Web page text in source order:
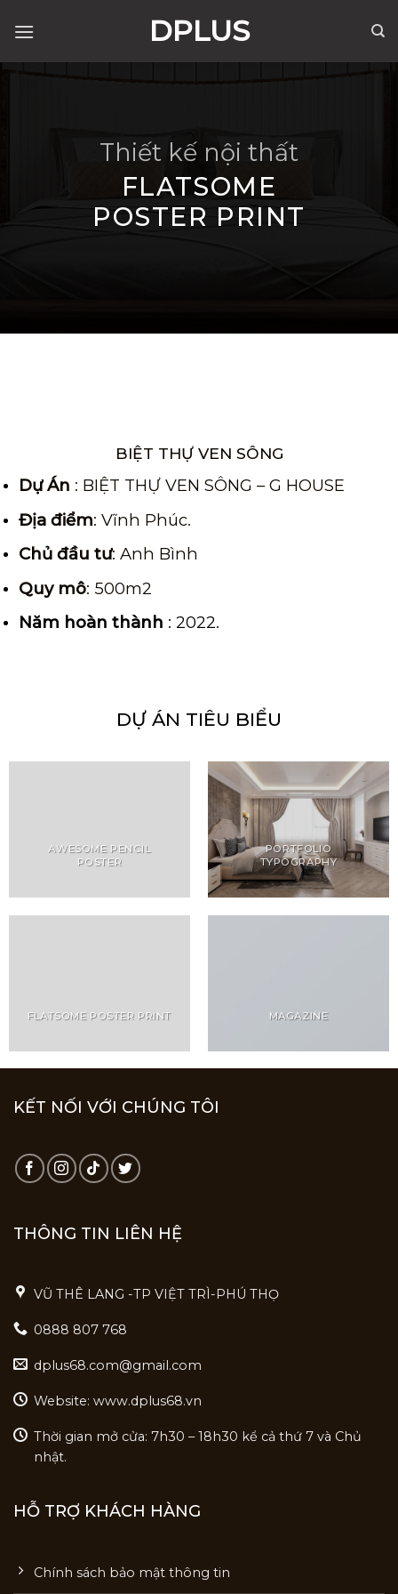
DPLUS
Thiết kế nội thất
FLATSOME
POSTER PRINT
BIỆT THỰ VEN SÔNG
Dự Án : BIỆT THỰ VEN SÔNG – G HOUSE
Địa điểm: Vĩnh Phúc.
Chủ đầu tư: Anh Bình
Quy mô: 500m2
Năm hoàn thành : 2022.
DỰ ÁN TIÊU BIỂU
AWESOME PENCIL
POSTER
PORTFOLIO
TYPOGRAPHY
FLATSOME POSTER PRINT MAGAZINE
KẾT NỐI VỚI CHÚNG TÔI
THÔNG TIN LIÊN HỆ
VŨ THÊ LANG -TP VIỆT TRÌ-PHÚ THỌ
0888 807 768
dplus68.com@gmail.com
Website: www.dplus68.vn
Thời gian mở cửa: 7h30 – 18h30 kể cả thứ 7 và Chủ
nhật.
HỖ TRỢ KHÁCH HÀNG
Chính sách bảo mật thông tin